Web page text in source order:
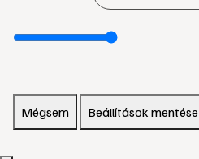
Mégsem Beállítások mentése